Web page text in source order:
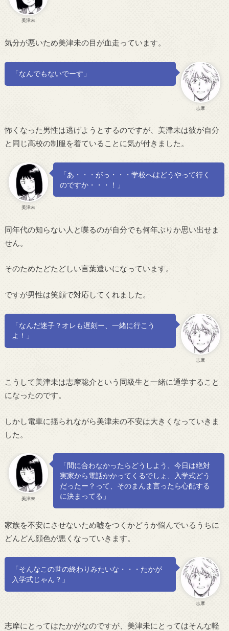
美津未
気分が悪いため美津未の目が血走っています。
志摩
「なんでもないでーす」
怖くなった男性は逃げようとするのですが、美津未は彼が自分
と同じ高校の制服を着ていることに気が付きました。
美津未
「あ・・・がっ・・・学校へはどうやって行く
のですか・・・！」
同年代の知らない人と喋るのが自分でも何年ぶりか思い出せま
せん。
そのためたどたどしい言葉遣いになっています。
ですが男性は笑顔で対応してくれました。
志摩
「なんだ迷子？オレも遅刻ー、一緒に行こう
よ！」
こうして美津未は志摩聡介という同級生と一緒に通学すること
になったのです。
しかし電車に揺られながら美津未の不安は大きくなっていきま
した。
美津未
「間に合わなかったらどうしよう、今日は絶対
実家から電話かかってくるでしょ、入学式どう
だったー？って、そのまんま言ったら心配する
に決まってる」
家族を不安にさせないため嘘をつくかどうか悩んでいるうちに
どんどん顔色が悪くなっていきます。
志摩
「そんなこの世の終わりみたいな・・・たかが
入学式じゃん？」
志摩にとってはたかがなのですが、美津未にとってはそんな軽